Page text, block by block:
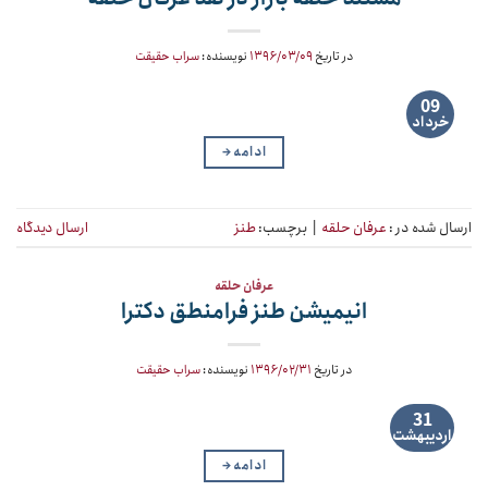
در تاریخ ۱۳۹۶/۰۳/۰۹ نویسنده:سراب حقیقت
09
خرداد
ادامه→
ارسال شده در : عرفان حلقه | برچسب:طنز ارسال دیدگاه
عرفان حلقه
انیمیشن طنز فرامنطق دکترا
در تاریخ ۱۳۹۶/۰۲/۳۱ نویسنده:سراب حقیقت
31
اردیبهشت
ادامه→